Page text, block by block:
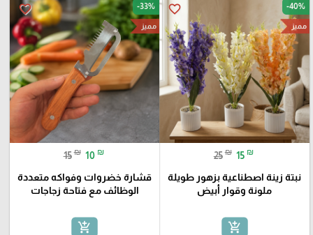
favorite_border -40%
مميز
25 ₪ 15 ₪
نبتة زينة اصطناعية بزهور طويلة
ملونة وقوار أبيض
add_shopping_cart
favorite_border -33%
مميز
15 ₪ 10 ₪
قشارة خضروات وفواكه متعددة
الوظائف مع فتاحة زجاجات
add_shopping_cart